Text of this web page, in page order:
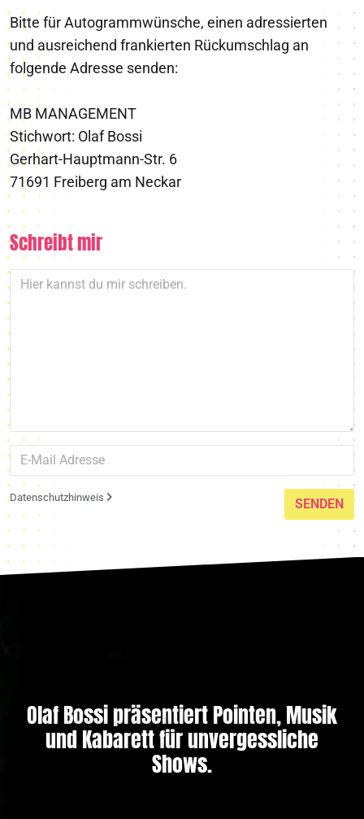
Bitte für Autogrammwünsche, einen adressierten
und ausreichend frankierten Rückumschlag an
folgende Adresse senden:
MB MANAGEMENT
Stichwort: Olaf Bossi
Gerhart-Hauptmann-Str. 6
71691 Freiberg am Neckar
Schreibt mir
Datenschutzhinweis SENDEN
Olaf Bossi präsentiert Pointen, Musik
und Kabarett für unvergessliche
Shows.